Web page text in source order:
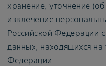
хранение, уточнение
извлечение
Российской Федерации
данных, находящихся на
Федерации;